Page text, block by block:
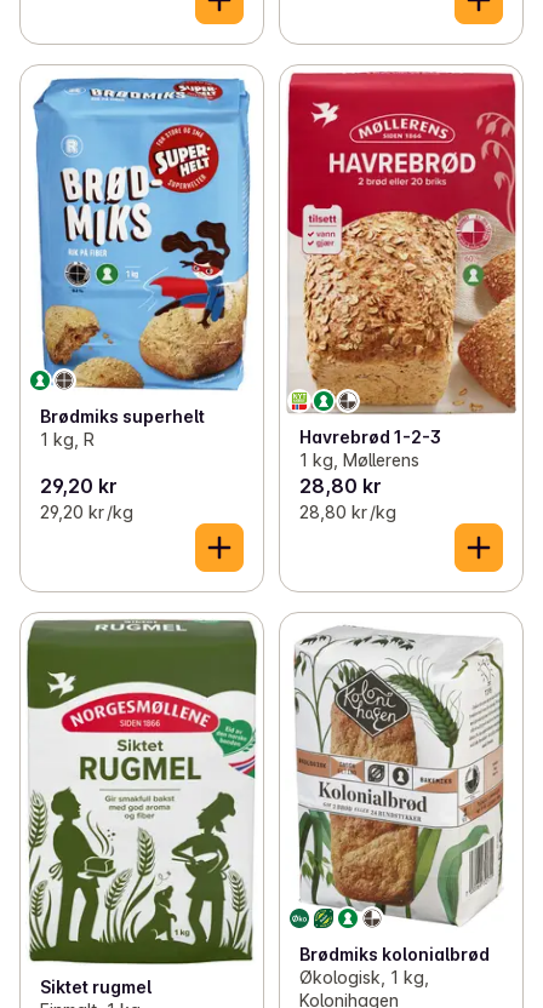
Brødmiks superhelt
1 kg, R
29,20 kr
29,20 kr /kg
Havrebrød 1-2-3
1 kg, Møllerens
28,80 kr
28,80 kr /kg
Siktet rugmel
Brødmiks kolonialbrød
Økologisk, 1 kg,
Kolonihagen